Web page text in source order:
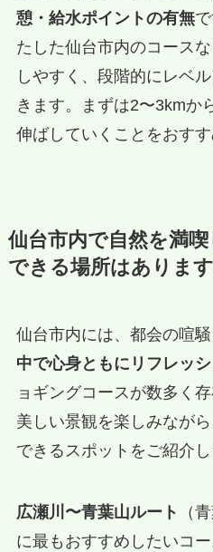
憩・給水ポイントの有無
たした仙台市内のコース
しやすく、段階的にレベ
きます。まずは2〜3kmか
伸ばしていくことをおすす
仙台市内で自然を満
できる場所はありま
仙台市内には、都会の喧
中で心身ともにリフレッ
ョギングコースが数多く
美しい景観を楽しみなが
できるスポットをご紹介し
広瀬川〜青葉山ルート
（
に最もおすすめしたいコ